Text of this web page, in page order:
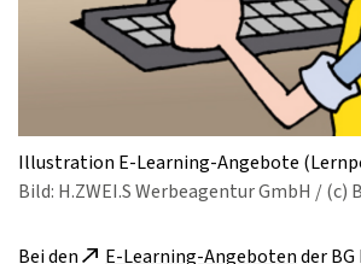
Illustration E-Learning-Angebote
Bild: H.ZWEI.S Werbeagentur GmbH / (c)
Bei den E-Learning-Angebotender